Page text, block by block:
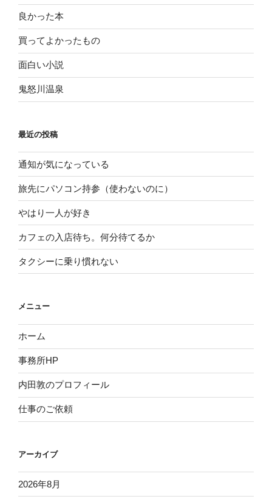
良かった本
買ってよかったもの
面白い小説
鬼怒川温泉
最近の投稿
通知が気になっている
旅先にパソコン持参（使わないのに）
やはり一人が好き
カフェの入店待ち。何分待てるか
タクシーに乗り慣れない
メニュー
ホーム
事務所HP
内田敦のプロフィール
仕事のご依頼
アーカイブ
2026年8月